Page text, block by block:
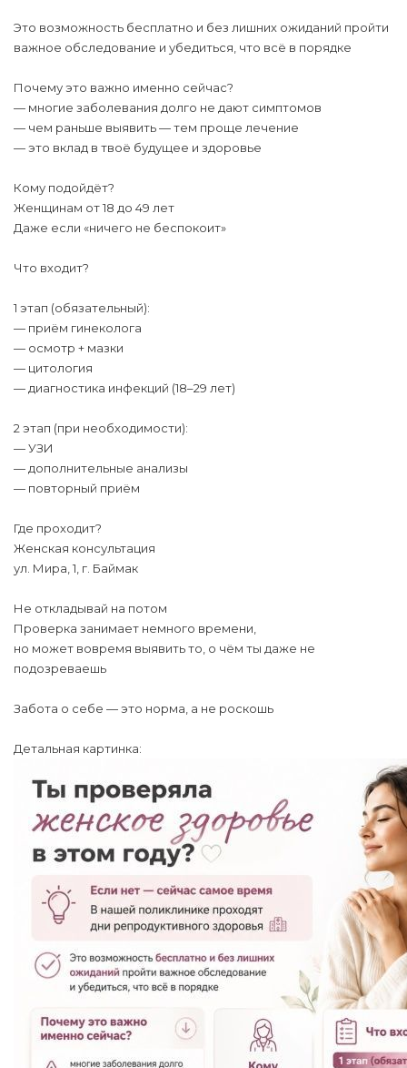
Это возможность бесплатно и без лишних ожиданий пройти
важное обследование и убедиться, что всё в порядке
Почему это важно именно сейчас?
— многие заболевания долго не дают симптомов
— чем раньше выявить — тем проще лечение
— это вклад в твоё будущее и здоровье
Кому подойдёт?
Женщинам от 18 до 49 лет
Даже если «ничего не беспокоит»
Что входит?
1 этап (обязательный):
— приём гинеколога
— осмотр + мазки
— цитология
— диагностика инфекций (18–29 лет)
2 этап (при необходимости):
— УЗИ
— дополнительные анализы
— повторный приём
Где проходит?
Женская консультация
ул. Мира, 1, г. Баймак
Не откладывай на потом
Проверка занимает немного времени,
но может вовремя выявить то, о чём ты даже не
подозреваешь
Забота о себе — это норма, а не роскошь
Детальная картинка: